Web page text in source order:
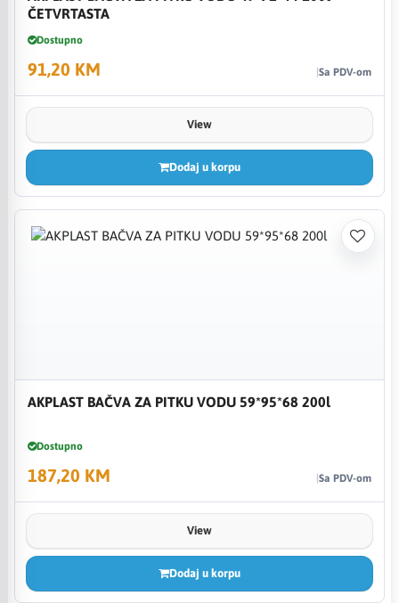
ČETVRTASTA
Dostupno
91,20 KM Sa PDV-om
View
Dodaj u korpu
AKPLAST BAČVA ZA PITKU VODU 59*95*68 200l
Dostupno
187,20 KM Sa PDV-om
View
Dodaj u korpu